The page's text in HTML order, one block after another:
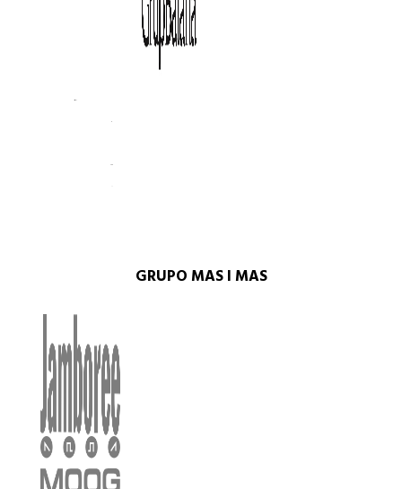
GRUPO MAS I MAS